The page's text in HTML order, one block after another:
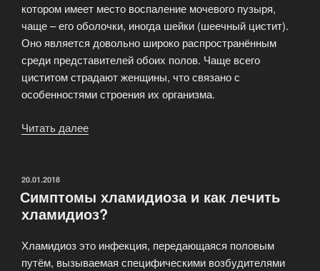
котором имеет место воспаление мочевого пузыря,
чаще – его оболочки, иногда шейки (шеечный цистит).
Оно является довольно широко распространённым
среди представителей обоих полов. Чаще всего
циститом страдают женщины, что связано с
особенностями строения их организма.
Читать далее
ОПУБЛИКОВАНО
20.01.2018
Симптомы хламидиоза и как лечить
хламидиоз?
Хламидиоз это инфекция, передающаяся половым
путём, вызываемая специфическими возбудителями